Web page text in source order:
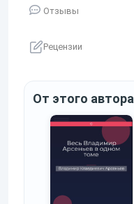
Отзывы
Рецензии
От этого автора